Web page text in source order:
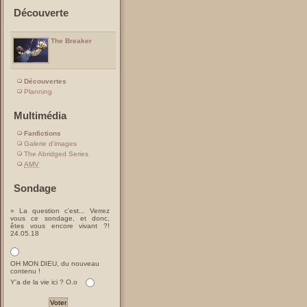
Découverte
The Breaker
Découvertes
Planning
Multimédia
Fanfictions
Galerie d'images
The Abridged Series
AMV
Sondage
» La question c'est... Verrez
vous ce sondage, et donc,
êtes vous encore vivant ?!
24.05.18
OH MON DIEU, du nouveau
contenu !
Y'a de la vie ici ? O.o